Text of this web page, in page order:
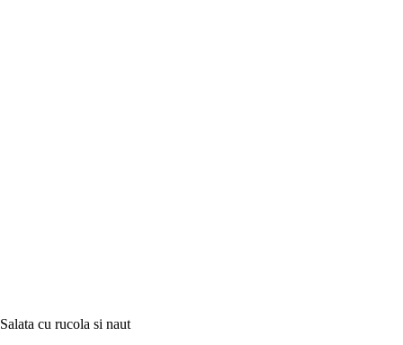
Salata cu rucola si naut